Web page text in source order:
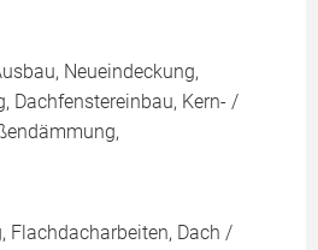
Neueindeckung,
Dachfenstereinbau, Kern- /
Flachdacharbeiten, Dach /